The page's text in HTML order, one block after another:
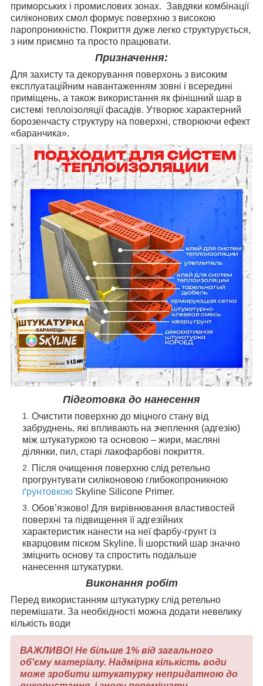
приморських і промислових зонах. Завдяки комбінації
силіконових смол формує поверхню з високою
паропроникністю. Покриття дуже легко структурується,
з ним приємно та просто працювати.
Призначення:
Для захисту та декорування поверхонь з високим
експлуатаційним навантаженням зовні і всередині
приміщень, а також використання як фінішний шар в
системі теплоізоляції фасадів. Утворює характерний
борозенчасту структуру на поверхні, створюючи ефект
«баранчика».
Підготовка до нанесення
Очистити поверхню до міцного стану від
забруднень, які впливають на зчеплення (адгезію)
між штукатуркою та основою – жири, масляні
ділянки, пил, старі лакофарбові покриття.
Після очищення поверхню слід ретельно
прогрунтувати силіконовою глибокопроникною
ґрунтовкою Skyline Silicone Primer.
Обов’язково! Для вирівнювання властивостей
поверхні та підвищення її адгезійних
характеристик нанести на неї фарбу-грунт із
кварцовим піском Skyline. Її шорсткий шар значно
зміцнить основу та спростить подальше
нанесення штукатурки.
Виконання робіт
Перед використанням штукатурку слід ретельно
перемішати. За необхідності можна додати невелику
кількість води
ВАЖЛИВО! Не більше 1% від загального
об'єму матеріалу. Надмірна кількість води
може зробити штукатурку непридатною до